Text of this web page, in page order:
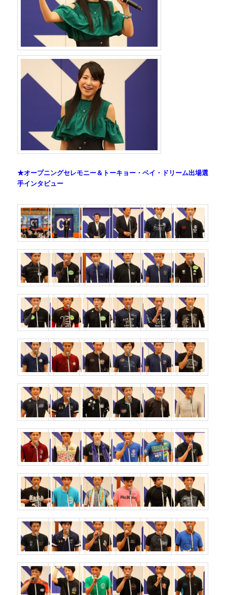
★オープニングセレモニー＆トーキョー・ベイ・ドリーム出場選
手インタビュー